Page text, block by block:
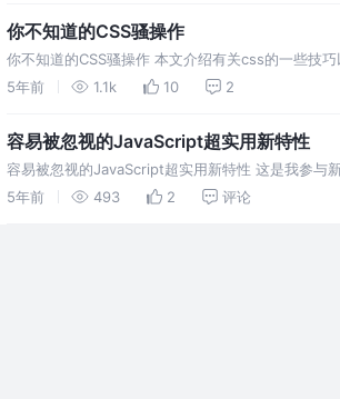
你不知道的CSS骚操作
你不知道的CSS骚操作 本文介绍有关css的一些技
完美实现
5年前 1.1k 10 2
容易被忽视的JavaScript超实用新特性
容易被忽视的JavaScript超实用新特性 这是我参与
套在对象内部好几层的属性时，可能会得到这种错误
5年前 493 2 评论